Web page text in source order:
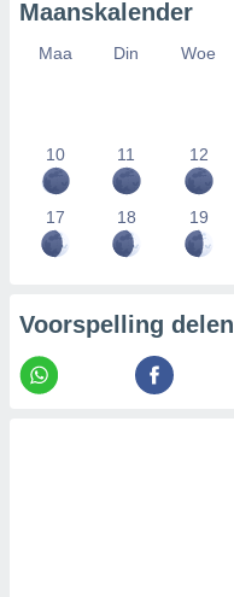
Maanskalender
Maa Din Woe
10 11 12
17 18 19
Voorspelling delen